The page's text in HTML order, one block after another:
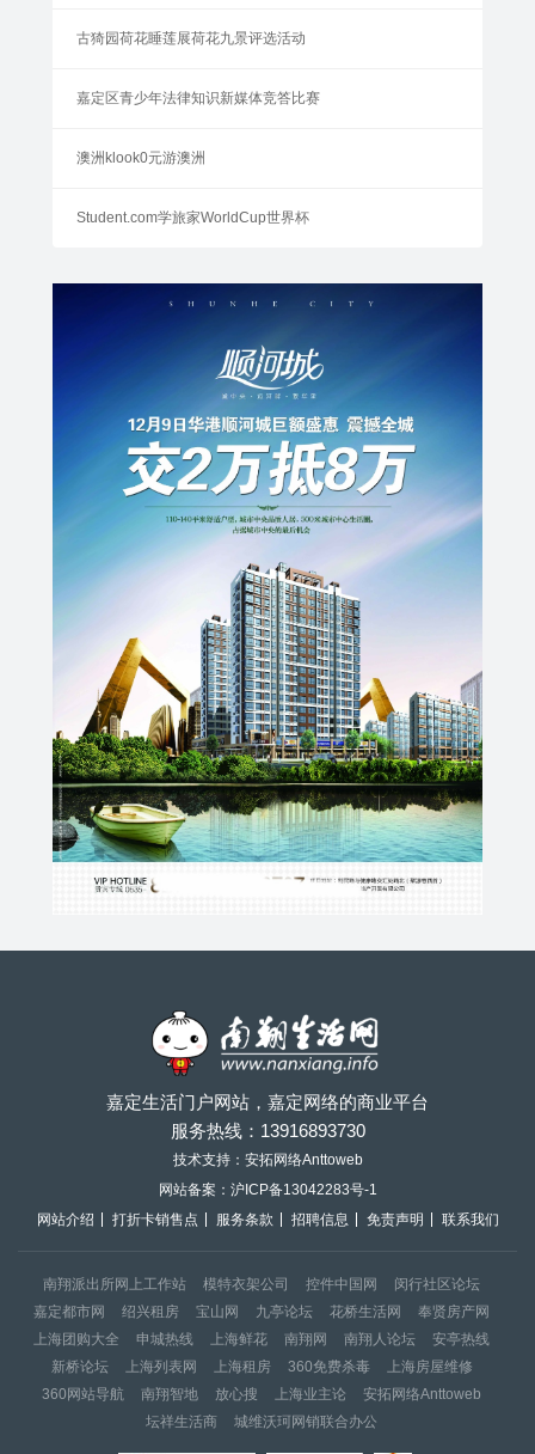
古猗园荷花睡莲展荷花九景评选活动
嘉定区青少年法律知识新媒体竞答比赛
澳洲klook0元游澳洲
Student.com学旅家WorldCup世界杯
嘉定生活门户网站，嘉定网络的商业平台
服务热线： 13916893730
技术支持：安拓网络Anttoweb
网站备案： 沪ICP备13042283号-1
网站介绍
打折卡销售点 服务条款 招聘信息 免责声明 联系我们
南翔派出所网上工作站 模特衣架公司 控件中国网
闵行社区论坛
嘉定都市网
绍兴租房 宝山网 九亭论坛 花桥生活网
奉贤房产网
上海团购大全
申城热线 上海鲜花 南翔网 南翔人论坛
安亭热线
新桥论坛
上海列表网 上海租房 360免费杀毒
上海房屋维修
360网站导航
南翔智地 放心搜 上海业主论
安拓网络Anttoweb
坛祥生活商
城维沃珂网销联合办公